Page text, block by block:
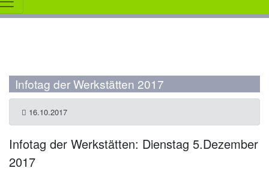
Infotag der Werkstätten 2017
16.10.2017
Infotag der Werkstätten: Dienstag 5.Dezember
2017